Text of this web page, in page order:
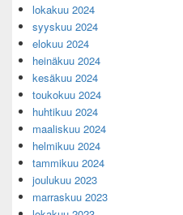
lokakuu 2024
syyskuu 2024
elokuu 2024
heinäkuu 2024
kesäkuu 2024
toukokuu 2024
huhtikuu 2024
maaliskuu 2024
helmikuu 2024
tammikuu 2024
joulukuu 2023
marraskuu 2023